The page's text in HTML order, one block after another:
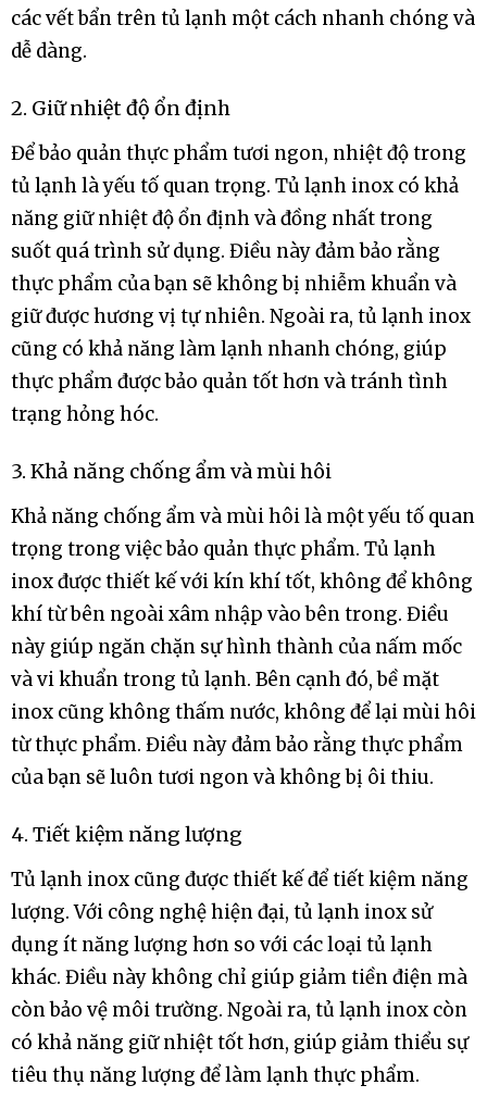
các vết bẩn trên tủ lạnh một cách nhanh chóng và
dễ dàng.
2. Giữ nhiệt độ ổn định
Để bảo quản thực phẩm tươi ngon, nhiệt độ trong
tủ lạnh là yếu tố quan trọng. Tủ lạnh inox có khả
năng giữ nhiệt độ ổn định và đồng nhất trong
suốt quá trình sử dụng. Điều này đảm bảo rằng
thực phẩm của bạn sẽ không bị nhiễm khuẩn và
giữ được hương vị tự nhiên. Ngoài ra, tủ lạnh inox
cũng có khả năng làm lạnh nhanh chóng, giúp
thực phẩm được bảo quản tốt hơn và tránh tình
trạng hỏng hóc.
3. Khả năng chống ẩm và mùi hôi
Khả năng chống ẩm và mùi hôi là một yếu tố quan
trọng trong việc bảo quản thực phẩm. Tủ lạnh
inox được thiết kế với kín khí tốt, không để không
khí từ bên ngoài xâm nhập vào bên trong. Điều
này giúp ngăn chặn sự hình thành của nấm mốc
và vi khuẩn trong tủ lạnh. Bên cạnh đó, bề mặt
inox cũng không thấm nước, không để lại mùi hôi
từ thực phẩm. Điều này đảm bảo rằng thực phẩm
của bạn sẽ luôn tươi ngon và không bị ôi thiu.
4. Tiết kiệm năng lượng
Tủ lạnh inox cũng được thiết kế để tiết kiệm năng
lượng. Với công nghệ hiện đại, tủ lạnh inox sử
dụng ít năng lượng hơn so với các loại tủ lạnh
khác. Điều này không chỉ giúp giảm tiền điện mà
còn bảo vệ môi trường. Ngoài ra, tủ lạnh inox còn
có khả năng giữ nhiệt tốt hơn, giúp giảm thiểu sự
tiêu thụ năng lượng để làm lạnh thực phẩm.